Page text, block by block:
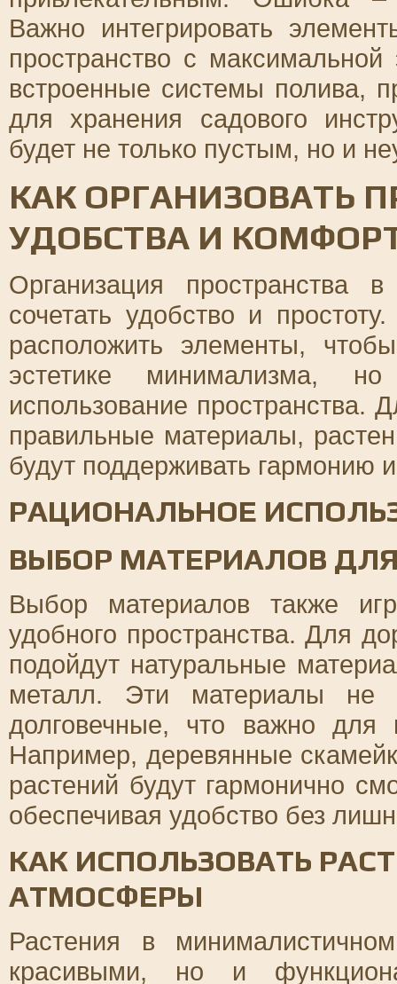
Важно интегрировать
пространство с
встроенные системы полива,
для хранения садового
будет не только пустым, но и
КАК ОРГАНИЗОВАТЬ
УДОБСТВА И
Организация пространства
сочетать удобство и
расположить элементы,
эстетике минимализма,
использование пространства.
правильные материалы,
будут поддерживать гармонию
РАЦИОНАЛЬНОЕ
ВЫБОР МАТЕРИАЛОВ
Выбор материалов также
удобного пространства. Для
подойдут натуральные
металл. Эти материалы не
долговечные, что важно для
Например, деревянные
растений будут гармонично
обеспечивая удобство без
КАК ИСПОЛЬЗОВАТЬ
АТМОСФЕРЫ
Растения в
красивыми, но и